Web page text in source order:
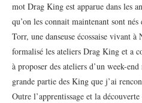
mot Drag King est apparue dans les
qu’on les connait maintenant sont
Torr, une danseuse écossaise vivant
formalisé les ateliers Drag King et a
à proposer des ateliers d’un week-
grande partie des King que j’ai
Outre l’apprentissage et la